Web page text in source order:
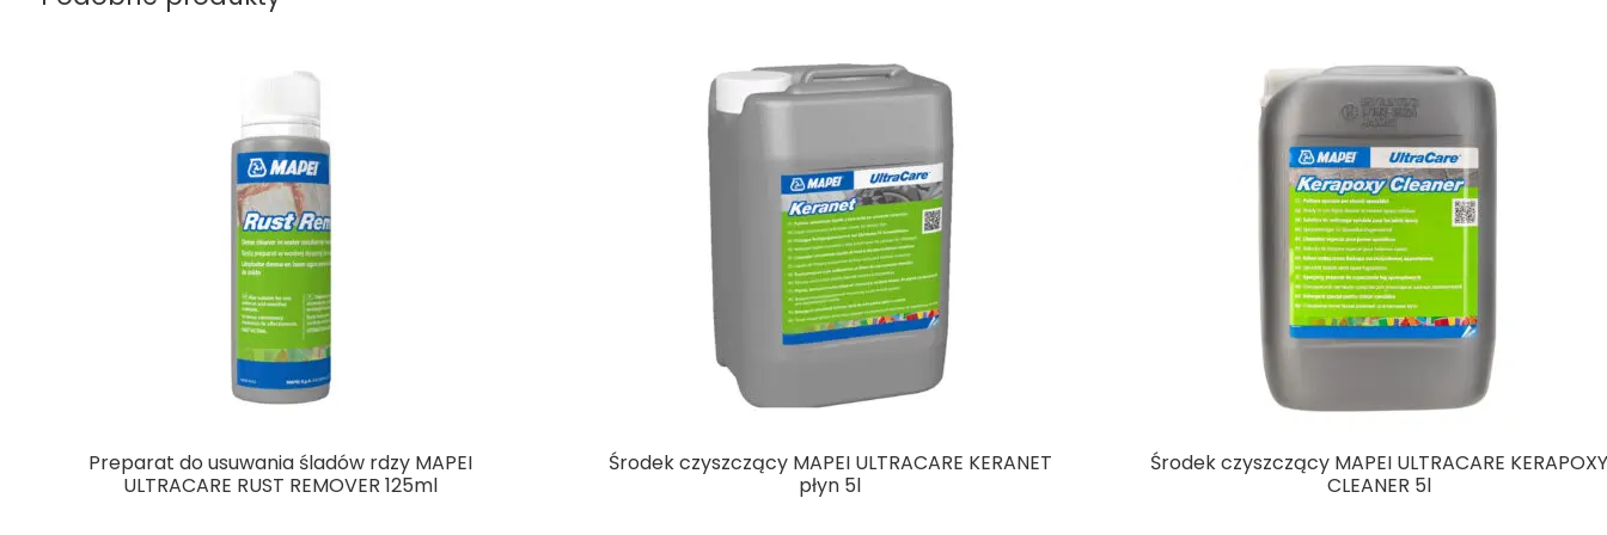
Preparat do usuwania śladów rdzy MAPEI
ULTRACARE RUST REMOVER 125ml
Środek czyszczący MAPEI ULTRACARE KERANET
płyn 5l
Środek czyszczący MAPEI ULTRACARE KERAPOXY
CLEANER 5l